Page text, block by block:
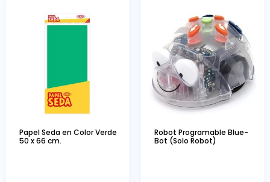
Papel Seda en Color Verde
50 x 66 cm.
Robot Programable Blue-
Bot (Solo Robot)